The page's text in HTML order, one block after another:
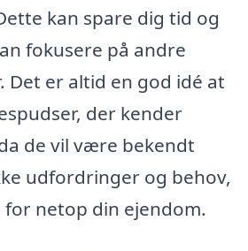
kan spare dig tid og
fokusere på andre
Det er altid en god idé at
der kender
de vil være bekendt
udfordringer og behov,
netop din ejendom.